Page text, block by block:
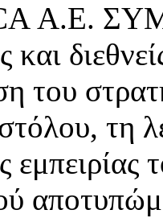
Α.Ε.
και
του
τη
εμπειρίας